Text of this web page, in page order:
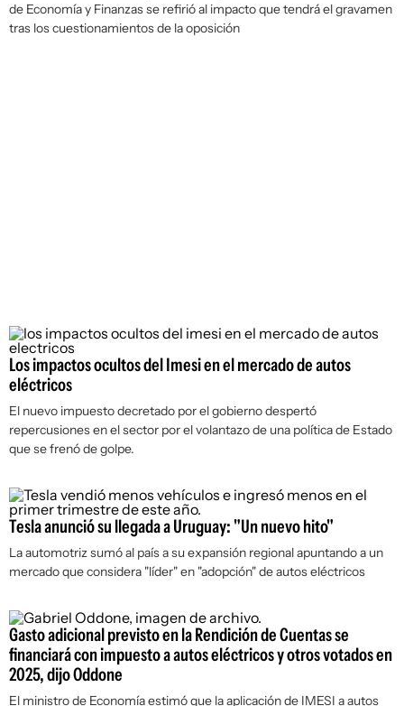
de Economía y Finanzas se refirió al impacto que tendrá el gravamen
tras los cuestionamientos de la oposición
Los impactos ocultos del Imesi en el mercado de autos
eléctricos
El nuevo impuesto decretado por el gobierno despertó
repercusiones en el sector por el volantazo de una política de Estado
que se frenó de golpe.
Tesla anunció su llegada a Uruguay: "Un nuevo hito"
La automotriz sumó al país a su expansión regional apuntando a un
mercado que considera "líder" en "adopción" de autos eléctricos
Gasto adicional previsto en la Rendición de Cuentas se
financiará con impuesto a autos eléctricos y otros votados en
2025, dijo Oddone
El ministro de Economía estimó que la aplicación de IMESI a autos